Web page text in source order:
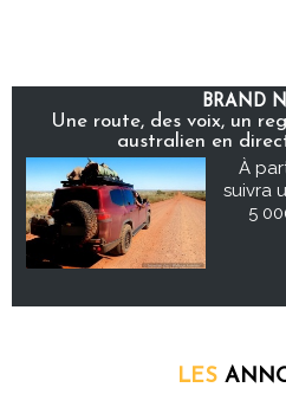
BRAND
Une route, des voix, un
australien en
À
suivra
5
LES